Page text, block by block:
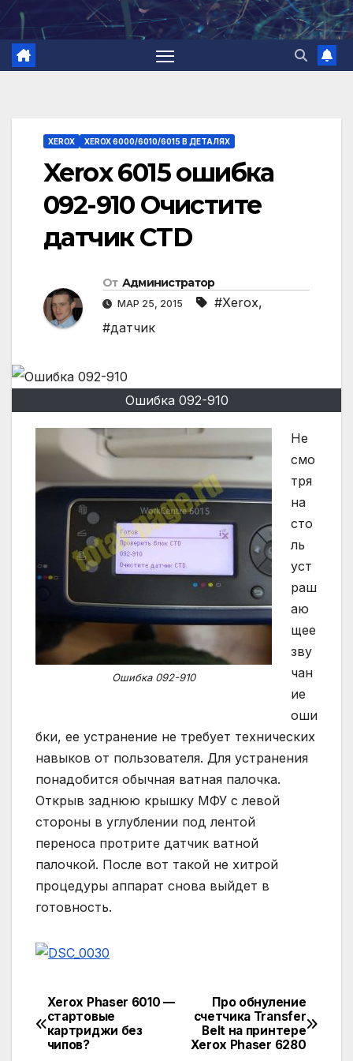
Перейти
содержимому
XEROX XEROX 6000/6010/6015 В ДЕТАЛЯХ
Xerox 6015 ошибка
092-910 Очистите
датчик CTD
От Администратор
МАР 25, 2015 #Xerox,
#датчик
Ошибка 092-910
Ошибка 092-910
Не
смо
тря
на
сто
ль
уст
раш
аю
щее
зву
чан
ие
оши
бки, ее устранение не требует технических
навыков от пользователя. Для устранения
понадобится обычная ватная палочка.
Открыв заднюю крышку МФУ с левой
стороны в углублении под лентой
переноса протрите датчик ватной
палочкой. После вот такой не хитрой
процедуры аппарат снова выйдет в
готовность.
Навигация
по
Про обнуление
счетчика Transfer
Belt на принтере
Xerox Phaser 6280
Xerox Phaser 6010 —
стартовые
картриджи без
чипов?